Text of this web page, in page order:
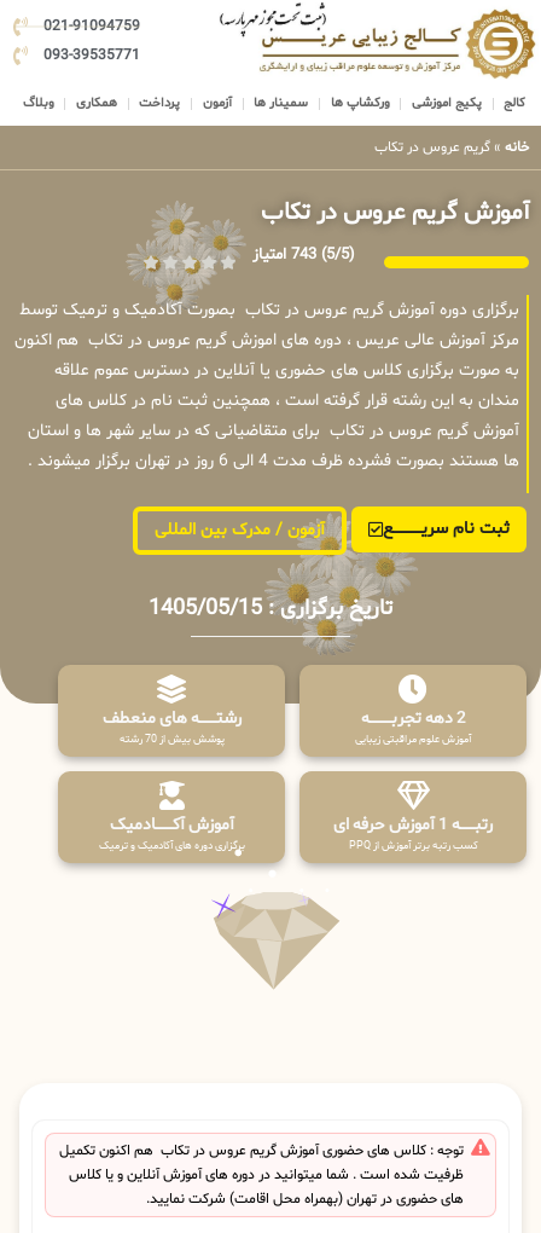
021-91094759
093-39535771
کالج پکیج اموزشی ورکشاپ ها سمینار ها آزمون پرداخت همکاری وبلاگ
خانه » گریم عروس در تکاب
آموزش گریم عروس در تکاب
(5/5) 743 امتیاز
برگزاری دوره آموزش گریم عروس در تکاب بصورت آکادمیک و ترمیک توسط
مرکز آموزش عالی عریس ، دوره های اموزش گریم عروس در تکاب هم اکنون
به صورت برگزاری کلاس های حضوری یا آنلاین در دسترس عموم علاقه
مندان به این رشته قرار گرفته است ، همچنین ثبت نام در کلاس های
آموزش گریم عروس در تکاب برای متقاضیانی که در سایر شهر ها و استان
ها هستند بصورت فشرده ظرف مدت 4 الی 6 روز در تهران برگزار میشوند .
ثبت نام سریــــــــــــع آزمون / مدرک بین المللی
تاریخ برگزاری : 1405/05/15
2 دهه تجربـــــــــه
آموزش علوم مراقبتی زیبایی
رشتـــــــه های منعطف
پوشش بیش از 70 رشته
رتبــــــه 1 آموزش حرفه ای
کسب رتبه برتر آموزش از PPQ
آموزش آکـــــــادمیک
برگزاری دوره های آکادمیک و ترمیک
توجه : کلاس های حضوری آموزش گریم عروس در تکاب هم اکنون تکمیل
ظرفیت شده است . شما میتوانید در دوره های آموزش آنلاین و یا کلاس
های حضوری در تهران (بهمراه محل اقامت) شرکت نمایید.